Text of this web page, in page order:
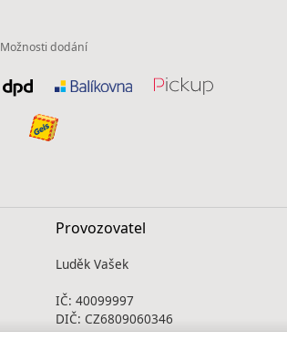
Možnosti dodání
Provozovatel
Luděk Vašek
IČ: 40099997
DIČ: CZ6809060346